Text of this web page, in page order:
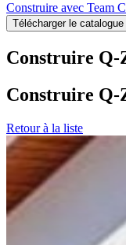
Construire avec Team
Télécharger le catalogue
Construire Q-
Construire Q-
Retour à la liste